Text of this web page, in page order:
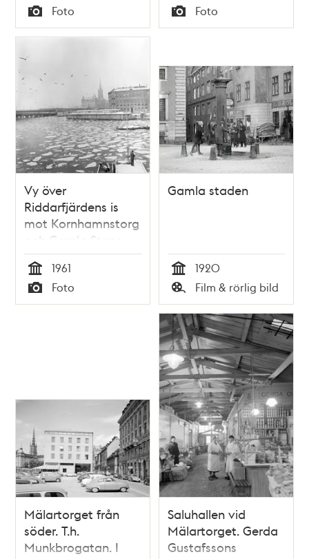
Tid
Typ
Foto
tunnelbanestationen
och Centralbron
Tid
Typ
Foto
Vy över
Riddarfjärdens is
mot Kornhamnstorg
och Gamla Stans
tunnelbanestation.
Saluhall och
telefonkiosk.
Flygande måsar
Tid
1961
Typ
Foto
Gamla staden
Tid
1920
Typ
Film & rörlig bild
Mälartorget från
söder. T.h.
Munkbrogatan. I
Saluhallen vid
Mälartorget. Gerda
Gustafssons